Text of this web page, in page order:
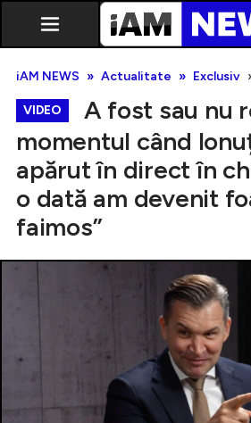
Exclusiv
iAM NEWS Actualitate Exclusiv
VIDEO
A fost sau nu
momentul când
apărut în direct în
o dată am devenit
faimos”